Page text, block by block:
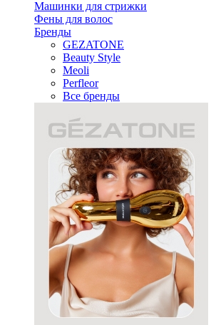
Машинки для стрижки
Фены для волос
Бренды
GEZATONE
Beauty Style
Meoli
Perfleor
Все бренды